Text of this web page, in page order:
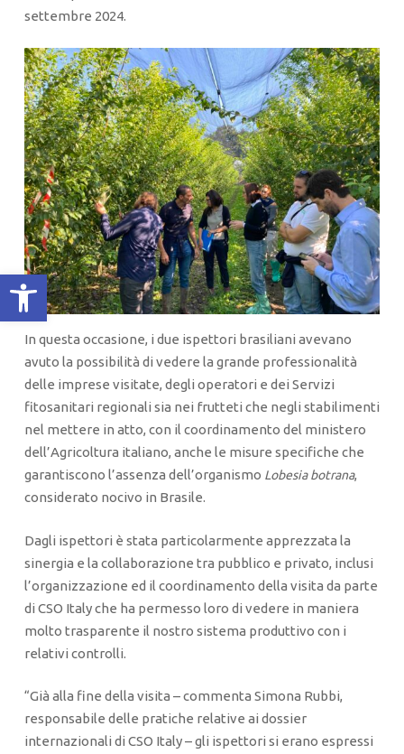
Apri la barra degli strumenti
settembre 2024.
In questa occasione, i due ispettori brasiliani avevano
avuto la possibilità di vedere la grande professionalità
delle imprese visitate, degli operatori e dei Servizi
fitosanitari regionali sia nei frutteti che negli stabilimenti
nel mettere in atto, con il coordinamento del ministero
dell’Agricoltura italiano, anche le misure specifiche che
garantiscono l’assenza dell’organismo Lobesia botrana,
considerato nocivo in Brasile.
Dagli ispettori è stata particolarmente apprezzata la
sinergia e la collaborazione tra pubblico e privato, inclusi
l’organizzazione ed il coordinamento della visita da parte
di CSO Italy che ha permesso loro di vedere in maniera
molto trasparente il nostro sistema produttivo con i
relativi controlli.
“Già alla fine della visita – commenta Simona Rubbi,
responsabile delle pratiche relative ai dossier
internazionali di CSO Italy – gli ispettori si erano espressi